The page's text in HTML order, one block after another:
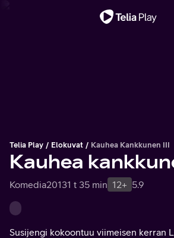
Telia Play Elokuvat Kauhea Kankkunen III
Kauhea
Komedia20131 t 35 min 12+ 5.9
Susijengi kokoontuu viimeisen kerran